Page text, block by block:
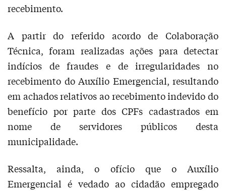
recebimento.
A partir do referido acordo de Colaboração
Técnica, foram realizadas ações para detectar
indícios de fraudes e de irregularidades no
recebimento do Auxílio Emergencial, resultando
em achados relativos ao recebimento indevido do
benefício por parte dos CPFs cadastrados em
nome de servidores públicos desta
municipalidade.
Ressalta, ainda, o ofício que o Auxílio
Emergencial é vedado ao cidadão empregado